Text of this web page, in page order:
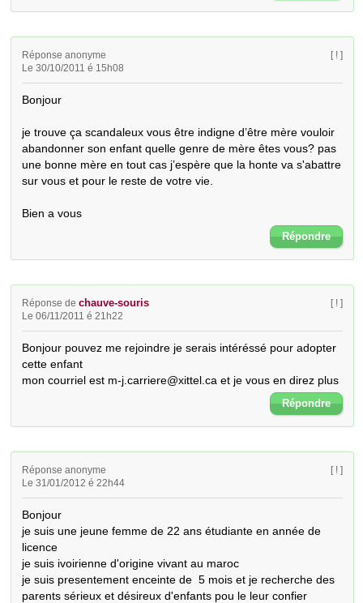
Réponse anonyme
Le 30/10/2011 é 15h08
[ ! ]
Bonjour
je trouve ça scandaleux vous être indigne d’être mère vouloir
abandonner son enfant quelle genre de mère êtes vous? pas
une bonne mère en tout cas j’espère que la honte va s'abattre
sur vous et pour le reste de votre vie.
Bien a vous
Répondre
Réponse dechauve-souris
Le 06/11/2011 é 21h22
[ ! ]
Bonjour pouvez me rejoindre je serais intéréssé pour adopter
cette enfant
mon courriel est m-j.carriere@xittel.ca et je vous en direz plus
Répondre
Réponse anonyme
Le 31/01/2012 é 22h44
[ ! ]
Bonjour
je suis une jeune femme de 22 ans étudiante en année de
licence
je suis ivoirienne d'origine vivant au maroc
je suis presentement enceinte de  5 mois et je recherche des
parents sérieux et désireux d'enfants pou le leur confier